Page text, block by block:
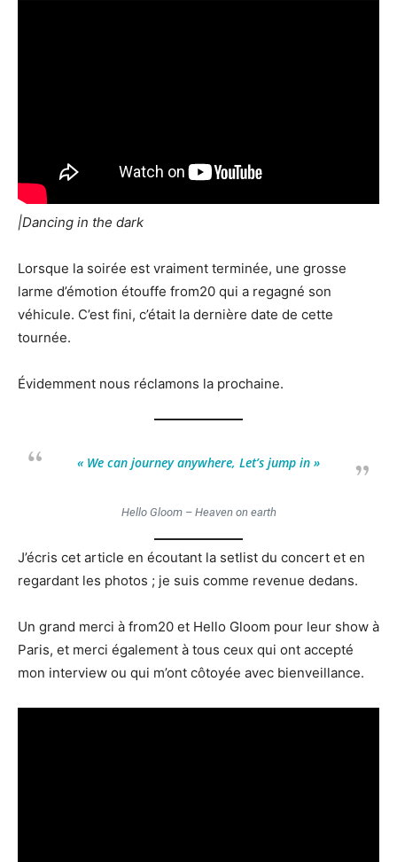
|Dancing in the dark
Lorsque la soirée est vraiment terminée, une grosse
larme d’émotion étouffe from20 qui a regagné son
véhicule. C’est fini, c’était la dernière date de cette
tournée.
Évidemment nous réclamons la prochaine.
« We can journey anywhere, Let’s jump in »
Hello Gloom – Heaven on earth
J’écris cet article en écoutant la setlist du concert et en
regardant les photos ; je suis comme revenue dedans.
Un grand merci à from20 et Hello Gloom pour leur show à
Paris, et merci également à tous ceux qui ont accepté
mon interview ou qui m’ont côtoyée avec bienveillance.